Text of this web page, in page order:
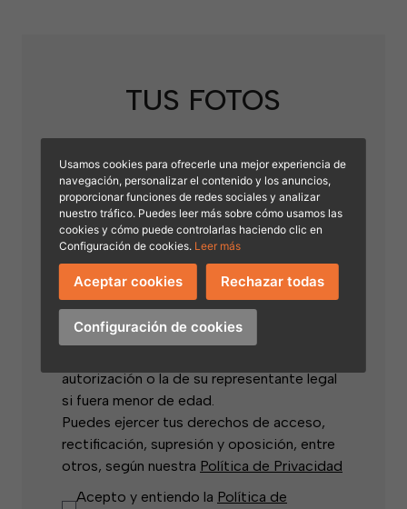
TUS FOTOS
Al subir una foto, aceptas que FocusDPT
trate tus datos para ejecutar la acción e
ilustrar un evento. Si la fotografía es de un
autorización o la de su representante legal
si fuera menor de edad.
Puedes ejercer tus derechos de acceso,
rectificación, supresión y oposición, entre
otros, según nuestra Política de Privacidad
Acepto y entiendo la Política de
Usamos cookies para ofrecerle una mejor experiencia de
navegación, personalizar el contenido y los anuncios,
proporcionar funciones de redes sociales y analizar
nuestro tráfico. Puedes leer más sobre cómo usamos las
cookies y cómo puede controlarlas haciendo clic en
Configuración de cookies. Leer más
Configuración de cookies
Aceptar cookies Rechazar todas